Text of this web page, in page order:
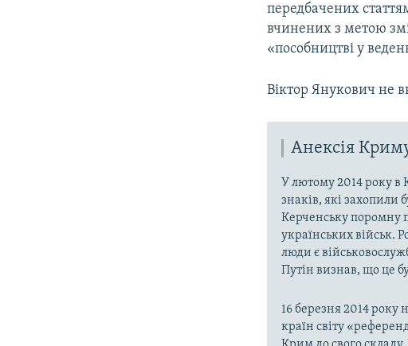
передбачених
вчинених з метою
«пособництві у
Віктор Янукович не
Анексія
У лютому 2014 року в
знаків, які захопили
Керченську поромну
українських військ.
люди є
Путін визнав, що це
16 березня 2014 року
країн світу